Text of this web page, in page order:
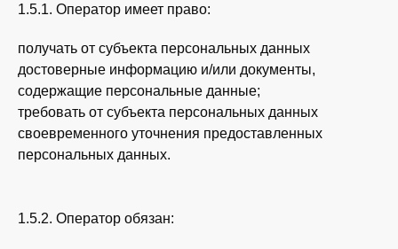
1.5.1. Оператор имеет право:
получать от субъекта персональных данных
достоверные информацию и/или документы,
содержащие персональные данные;
требовать от субъекта персональных данных
своевременного уточнения предоставленных
персональных данных.
1.5.2. Оператор обязан: